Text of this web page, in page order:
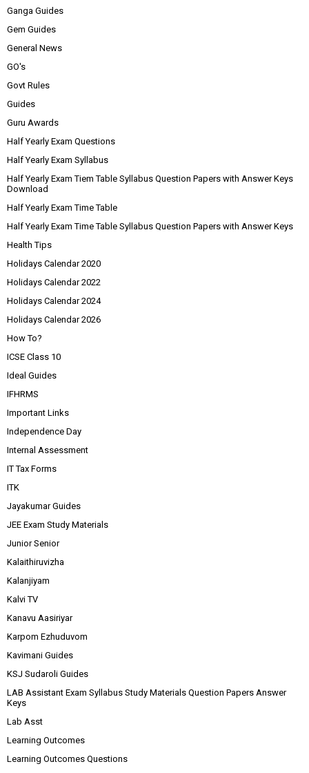
Ganga Guides
Gem Guides
General News
GO's
Govt Rules
Guides
Guru Awards
Half Yearly Exam Questions
Half Yearly Exam Syllabus
Half Yearly Exam Tiem Table Syllabus Question Papers with Answer Keys
Download
Half Yearly Exam Time Table
Half Yearly Exam Time Table Syllabus Question Papers with Answer Keys
Health Tips
Holidays Calendar 2020
Holidays Calendar 2022
Holidays Calendar 2024
Holidays Calendar 2026
How To?
ICSE Class 10
Ideal Guides
IFHRMS
Important Links
Independence Day
Internal Assessment
IT Tax Forms
ITK
Jayakumar Guides
JEE Exam Study Materials
Junior Senior
Kalaithiruvizha
Kalanjiyam
Kalvi TV
Kanavu Aasiriyar
Karpom Ezhuduvom
Kavimani Guides
KSJ Sudaroli Guides
LAB Assistant Exam Syllabus Study Materials Question Papers Answer
Keys
Lab Asst
Learning Outcomes
Learning Outcomes Questions